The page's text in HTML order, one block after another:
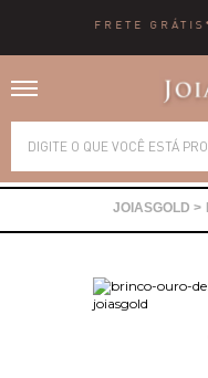
Alianças
Brincos